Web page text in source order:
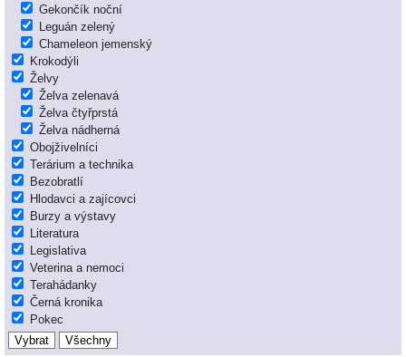
Gekončík noční
Leguán zelený
Chameleon jemenský
Krokodýli
Želvy
Želva zelenavá
Želva čtyřprstá
Želva nádherná
Obojživelníci
Terárium a technika
Bezobratlí
Hlodavci a zajícovci
Burzy a výstavy
Literatura
Legislativa
Veterina a nemoci
Terahádanky
Černá kronika
Pokec